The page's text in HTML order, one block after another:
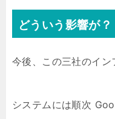
どういう影響が？
今後、この三社のイン
システムには順次